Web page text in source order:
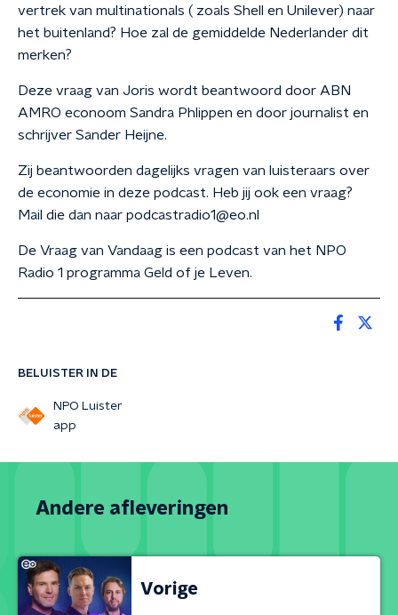
BELUISTER IN DE
NPO Luister
app
vertrek van multinationals ( zoals Shell en Unilever) naar
het buitenland? Hoe zal de gemiddelde Nederlander dit
merken?
Deze vraag van Joris wordt beantwoord door ABN
AMRO econoom Sandra Phlippen en door journalist en
schrijver Sander Heijne.
Zij beantwoorden dagelijks vragen van luisteraars over
de economie in deze podcast. Heb jij ook een vraag?
Mail die dan naar podcastradio1@eo.nl
De Vraag van Vandaag is een podcast van het NPO
Radio 1 programma Geld of je Leven.
Andere afleveringen
Vorige